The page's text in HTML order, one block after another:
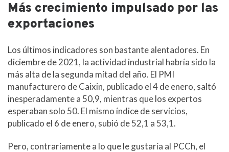
Más crecimiento impulsado por las
exportaciones
Los últimos indicadores son bastante alentadores. En
diciembre de 2021, la actividad industrial habría sido la
más alta de la segunda mitad del año. El PMI
manufacturero de Caixin, publicado el 4 de enero, saltó
inesperadamente a 50,9, mientras que los expertos
esperaban solo 50. El mismo índice de servicios,
publicado el 6 de enero, subió de 52,1 a 53,1.
Pero, contrariamente a lo que le gustaría al PCCh, el